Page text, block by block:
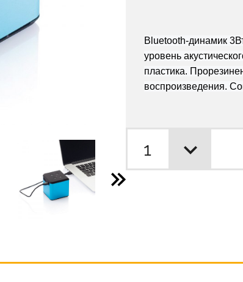
Bluetooth-динамик
уровень
пластика.
воспроизведения.